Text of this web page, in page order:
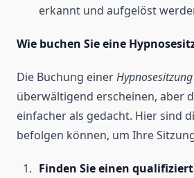
erkannt und aufgelöst
Wie buchen Sie eine
Die Buchung einerHypnosesitzung
überwältigend erscheinen, aber
einfacher als gedacht. Hier sind
befolgen können, um Ihre
Finden Sie einen